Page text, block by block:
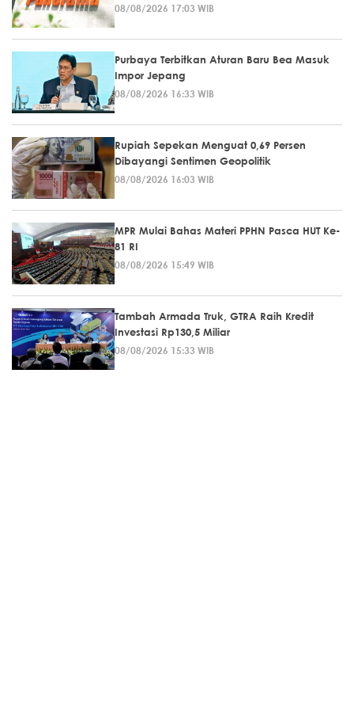
08/08/2026 17:03 WIB
Purbaya Terbitkan Aturan Baru Bea Masuk
Impor Jepang
08/08/2026 16:33 WIB
Rupiah Sepekan Menguat 0,69 Persen
Dibayangi Sentimen Geopolitik
08/08/2026 16:03 WIB
MPR Mulai Bahas Materi PPHN Pasca HUT Ke-
81 RI
08/08/2026 15:49 WIB
Tambah Armada Truk, GTRA Raih Kredit
Investasi Rp130,5 Miliar
08/08/2026 15:33 WIB